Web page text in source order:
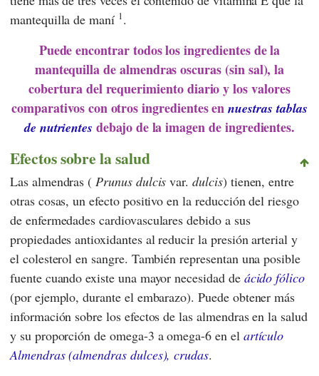
mantequilla de maní 1.
Puede encontrar todos los ingredientes de la
mantequilla de almendras oscuras (sin sal), la
cobertura del requerimiento diario y los valores
comparativos con otros ingredientes ennuestras tablas
de nutrientes debajo de la imagen de ingredientes.
Efectos sobre la salud
Las almendras ( Prunus dulcis var.dulcis) tienen, entre
otras cosas, un efecto positivo en la reducción del riesgo
de enfermedades cardiovasculares debido a sus
propiedades antioxidantes al reducir la presión arterial y
el colesterol en sangre. También representan una posible
fuente cuando existe una mayor necesidad de ácido fólico
(por ejemplo, durante el embarazo). Puede obtener más
información sobre los efectos de las almendras en la salud
y su proporción de omega-3 a omega-6 en el artículo
Almendras (almendras dulces), crudas.